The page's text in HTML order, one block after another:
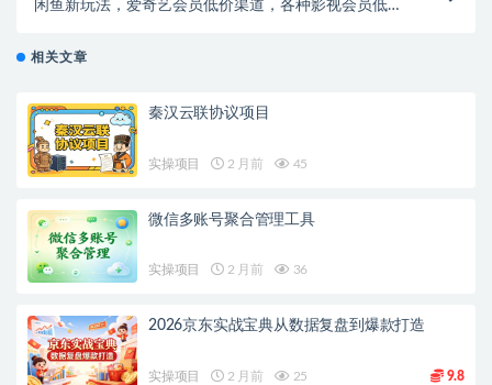
闲鱼新玩法，爱奇艺会员低价渠道，各种影视会员低价
相关文章
秦汉云联协议项目
实操项目 2 月前 45
微信多账号聚合管理工具
实操项目 2 月前 36
2026京东实战宝典从数据复盘到爆款打造
实操项目 2 月前 25 9.8